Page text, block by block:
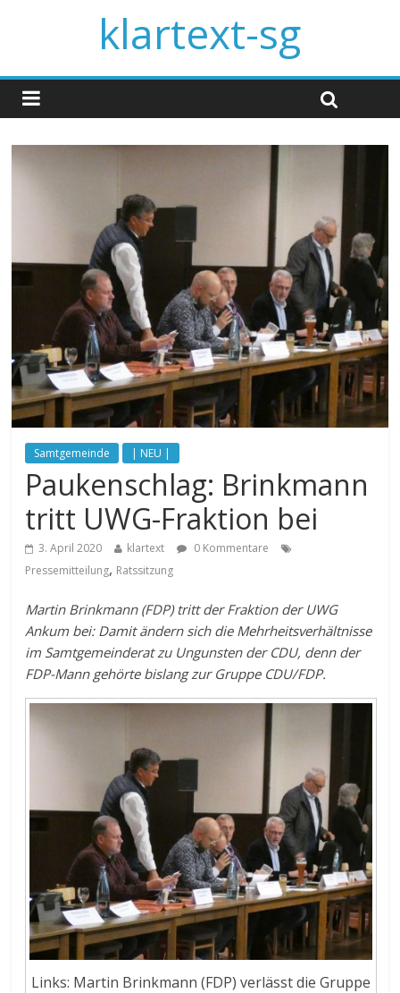
klartext-sg
Samtgemeinde | NEU |
Paukenschlag: Brinkmann
tritt UWG-Fraktion bei
3. April 2020 klartext
0 Kommentare
Pressemitteilung, Ratssitzung
Martin Brinkmann (FDP) tritt der Fraktion der UWG
Ankum bei: Damit ändern sich die Mehrheitsverhältnisse
im Samtgemeinderat zu Ungunsten der CDU, denn der
FDP-Mann gehörte bislang zur Gruppe CDU/FDP.
Links: Martin Brinkmann (FDP) verlässt die Gruppe